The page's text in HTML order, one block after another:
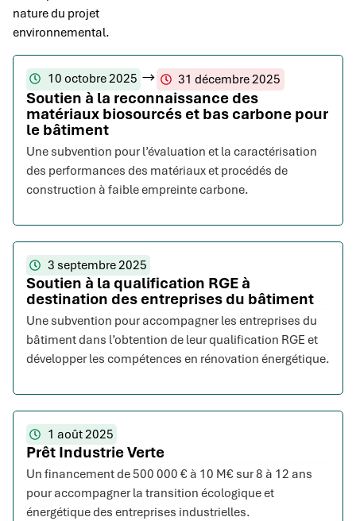
nature du projet
environnemental.
10 octobre 2025 31 décembre 2025
Soutien à la reconnaissance des
matériaux biosourcés et bas carbone pour
le bâtiment
Une subvention pour l’évaluation et la caractérisation
des performances des matériaux et procédés de
construction à faible empreinte carbone.
3 septembre 2025
Soutien à la qualification RGE à
destination des entreprises du bâtiment
Une subvention pour accompagner les entreprises du
bâtiment dans l’obtention de leur qualification RGE et
développer les compétences en rénovation énergétique.
1 août 2025
Prêt Industrie Verte
Un financement de 500 000 € à 10 M€ sur 8 à 12 ans
pour accompagner la transition écologique et
énergétique des entreprises industrielles.